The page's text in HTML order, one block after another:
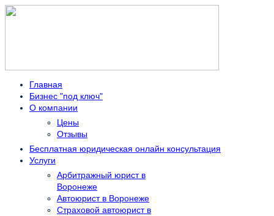
Главная
Бизнес "под ключ"
О компании
Цены
Отзывы
Бесплатная юридическая онлайн консультация
Услуги
Арбитражный юрист в
Воронеже
Автоюрист в Воронеже
Страховой автоюрист в